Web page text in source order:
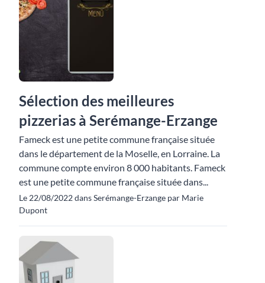
Sélection des meilleures
pizzerias à Serémange-Erzange
Fameck est une petite commune française située
dans le département de la Moselle, en Lorraine. La
commune compte environ 8 000 habitants. Fameck
est une petite commune française située dans...
Le 22/08/2022 dans Serémange-Erzange par Marie
Dupont